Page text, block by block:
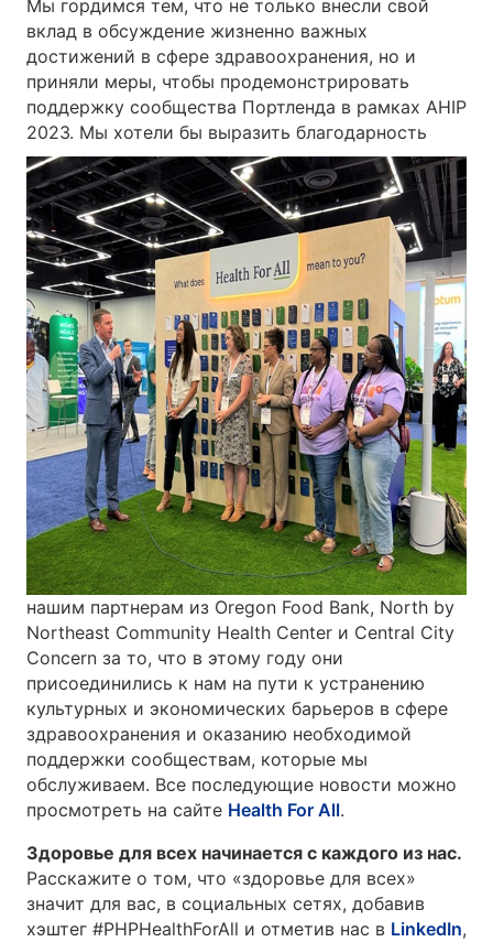
Мы гордимся тем, что не только внесли свой
вклад в обсуждение жизненно важных
достижений в сфере здравоохранения, но и
приняли меры, чтобы продемонстрировать
поддержку сообщества Портленда в рамках AHIP
2023. Мы хотели бы выразить благодарность
нашим партнерам из Oregon Food Bank, North by
Northeast Community Health Center и Central City
Concern за то, что в этому году они
присоединились к нам на пути к устранению
культурных и экономических барьеров в сфере
здравоохранения и оказанию необходимой
поддержки сообществам, которые мы
обслуживаем. Все последующие новости можно
просмотреть на сайте Health For All.
Здоровье для всех начинается с каждого из нас.
Расскажите о том, что «здоровье для всех»
значит для вас, в социальных сетях, добавив
хэштег #PHPHealthForAll и отметив нас в LinkedIn,